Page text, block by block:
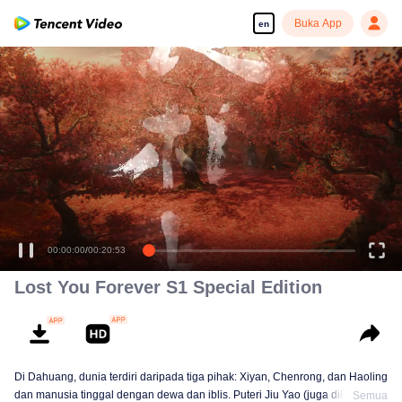
en Buka App
00:00:00/00:20:53
Lost You Forever S1 Special Edition
Di Dahuang, dunia terdiri daripada tiga pihak: Xiyan, Chenrong, dan Haoling
dan manusia tinggal dengan dewa dan iblis. Puteri Jiu Yao (juga dikenaliSemua